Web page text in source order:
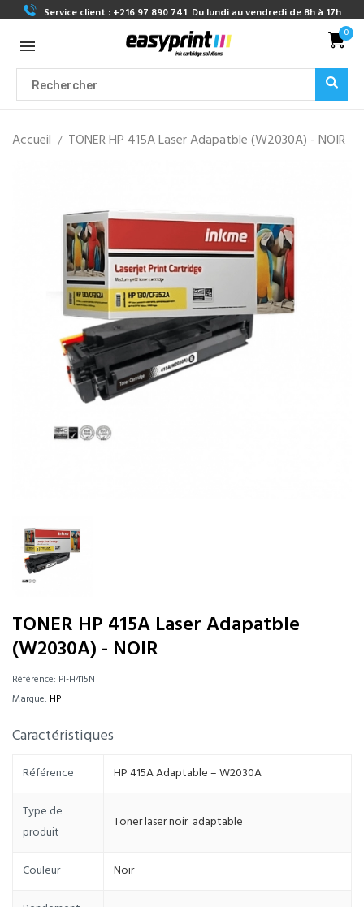
Service client : +216 97 890 741 Du lundi au vendredi de 8h à 17h
0
Accueil TONER HP 415A Laser Adapatble (W2030A) - NOIR
TONER HP 415A Laser Adapatble
(W2030A) - NOIR
Référence: PI-H415N
Marque: HP
Caractéristiques
Référence HP 415A Adaptable – W2030A
Type de
produit
Toner laser noir adaptable
Couleur Noir